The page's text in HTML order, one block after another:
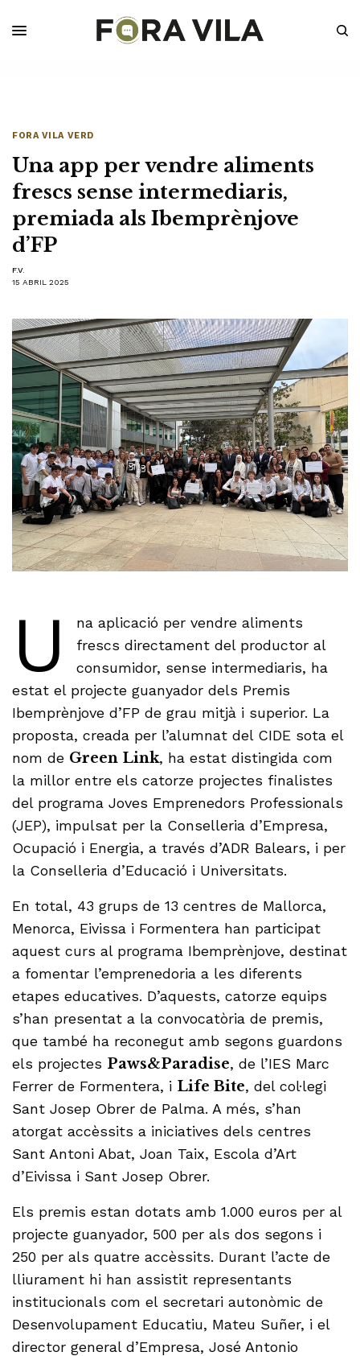
FORA VILA VERD
Una app per vendre aliments
frescs sense intermediaris,
premiada als Ibemprènjove
d’FP
F.V.
15 ABRIL 2025
U
na aplicació per vendre aliments
frescs directament del productor al
consumidor, sense intermediaris, ha
estat el projecte guanyador dels Premis
Ibemprènjove d’FP de grau mitjà i superior. La
proposta, creada per l’alumnat del CIDE sota el
nom de Green Link, ha estat distingida com
la millor entre els catorze projectes finalistes
del programa Joves Emprenedors Professionals
(JEP), impulsat per la Conselleria d’Empresa,
Ocupació i Energia, a través d’ADR Balears, i per
la Conselleria d’Educació i Universitats.
En total, 43 grups de 13 centres de Mallorca,
Menorca, Eivissa i Formentera han participat
aquest curs al programa Ibemprènjove, destinat
a fomentar l’emprenedoria a les diferents
etapes educatives. D’aquests, catorze equips
s’han presentat a la convocatòria de premis,
que també ha reconegut amb segons guardons
els projectes Paws&Paradise, de l’IES Marc
Ferrer de Formentera, i Life Bite, del col·legi
Sant Josep Obrer de Palma. A més, s’han
atorgat accèssits a iniciatives dels centres
Sant Antoni Abat, Joan Taix, Escola d’Art
d’Eivissa i Sant Josep Obrer.
Els premis estan dotats amb 1.000 euros per al
projecte guanyador, 500 per als dos segons i
250 per als quatre accèssits. Durant l’acte de
lliurament hi han assistit representants
institucionals com el secretari autonòmic de
Desenvolupament Educatiu, Mateu Suñer, i el
director general d’Empresa, José Antonio